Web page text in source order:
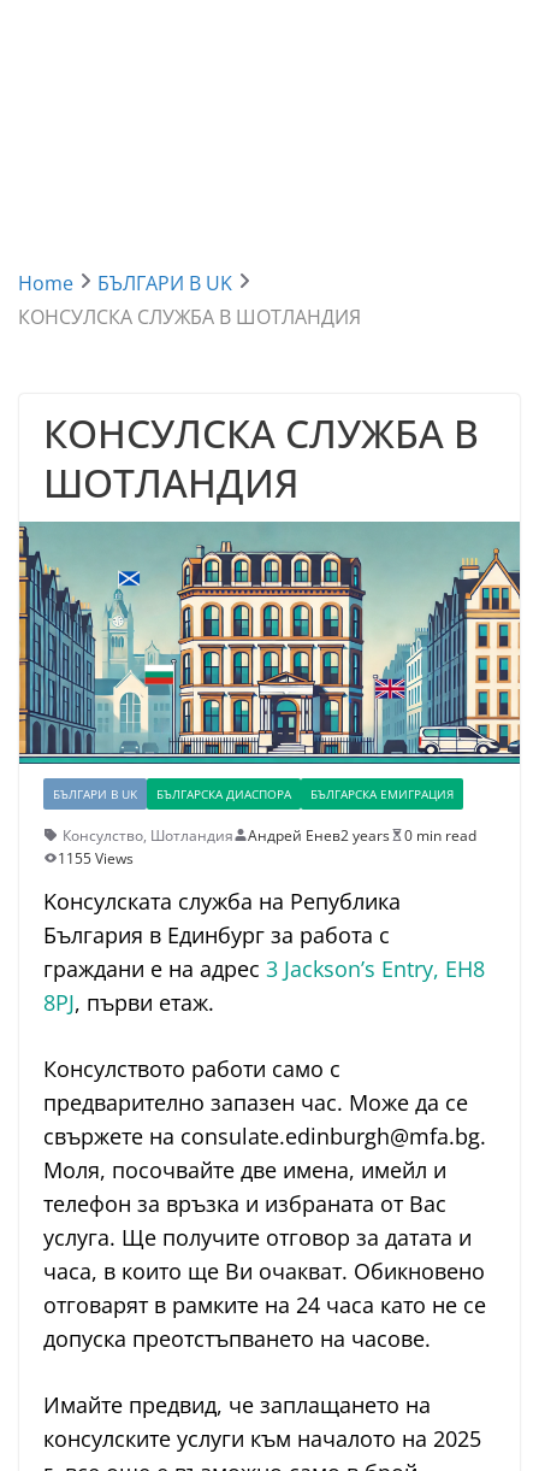
Home
БЪЛГАРИ В UK
КОНСУЛСКА СЛУЖБА В ШОТЛАНДИЯ
КОНСУЛСКА СЛУЖБА В
ШОТЛАНДИЯ
БЪЛГАРИ В UK БЪЛГАРСКА ДИАСПОРА БЪЛГАРСКА ЕМИГРАЦИЯ
Консулство, Шотландия Андрей Енев2 years
0 min read
1155 Views
Kонсулската служба на Република
България в Единбург за работа с
граждани е на адрес 3 Jackson’s Еntry, EH8
8PJ, първи етаж.
Консулството работи само с
предварително запазен час. Може да се
свържете на consulate.edinburgh@mfa.bg.
Mоля, посочвайте две имена, имейл и
телефон за връзка и избраната от Вас
услуга. Ще получите отговор за датата и
часа, в които ще Ви очакват. Обикновено
отговарят в рамките на 24 часа като не се
допуска преотстъпването на часове.
Имайте предвид, че заплащането на
консулските услуги към началото на 2025